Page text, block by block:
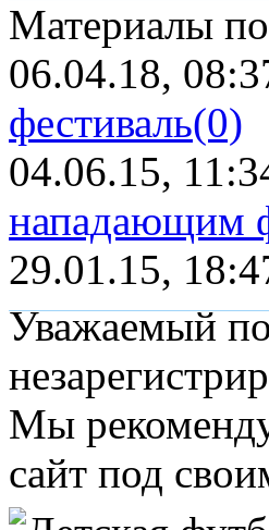
Материалы
06.04.18,
фестиваль(0)
04.06.15,
нападающим
29.01.15,
Уважаемый
Мы
сайт под